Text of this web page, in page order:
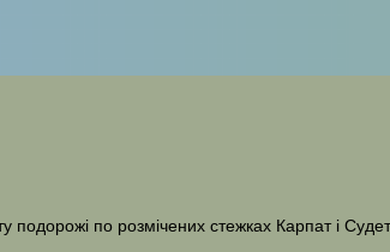
по розмічених стежках Карпат і